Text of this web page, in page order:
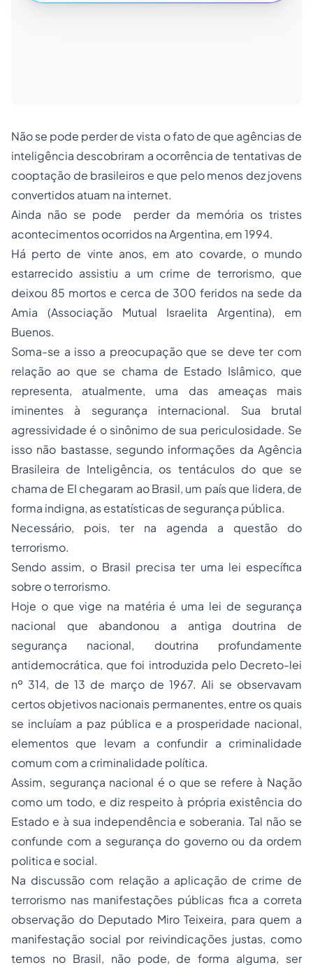
Não se pode perder de vista o fato de que agências de
inteligência descobriram a ocorrência de tentativas de
cooptação de brasileiros e que pelo menos dez jovens
convertidos atuam na internet.
Ainda não se pode perder da memória os tristes
acontecimentos ocorridos na Argentina, em 1994.
Há perto de vinte anos, em ato covarde, o mundo
estarrecido assistiu a um crime de terrorismo, que
deixou 85 mortos e cerca de 300 feridos na sede da
Amia (Associação Mutual Israelita Argentina), em
Buenos.
Soma-se a isso a preocupação que se deve ter com
relação ao que se chama de Estado Islâmico, que
representa, atualmente, uma das ameaças mais
iminentes à segurança internacional. Sua brutal
agressividade é o sinônimo de sua periculosidade. Se
isso não bastasse, segundo informações da Agência
Brasileira de Inteligência, os tentáculos do que se
chama de EI chegaram ao Brasil, um país que lidera, de
forma indigna, as estatísticas de segurança pública.
Necessário, pois, ter na agenda a questão do
terrorismo.
Sendo assim, o Brasil precisa ter uma lei específica
sobre o terrorismo.
Hoje o que vige na matéria é uma lei de segurança
nacional que abandonou a antiga doutrina de
segurança nacional, doutrina profundamente
antidemocrática, que foi introduzida pelo Decreto-lei
nº 314, de 13 de março de 1967. Ali se observavam
certos objetivos nacionais permanentes, entre os quais
se incluíam a paz pública e a prosperidade nacional,
elementos que levam a confundir a criminalidade
comum com a criminalidade política.
Assim, segurança nacional é o que se refere à Nação
como um todo, e diz respeito à própria existência do
Estado e à sua independência e soberania. Tal não se
confunde com a segurança do governo ou da ordem
politica e social.
Na discussão com relação a aplicação de crime de
terrorismo nas manifestações públicas fica a correta
observação do Deputado Miro Teixeira, para quem a
manifestação social por reivindicações justas, como
temos no Brasil, não pode, de forma alguma, ser